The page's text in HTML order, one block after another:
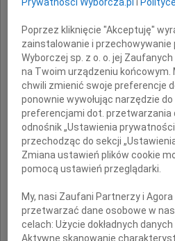
Msza
12
w kościele
Wystawienie
Poprzez kliknięcie "Akceptuję"
zainstalowanie i przechowywanie
Wyborczej sp. z o. o. jej Zaufanych
na Twoim urządzeniu końcowym.
chwili zmienić swoje preferencje
ponownie wywołując narzędzie
preferencjami dot. przetwarzania
odnośnik „Ustawienia
przechodząc do sekcji
Zmiana ustawień plików cookie
pomocą ustawień przeglądarki.
My, nasi Zaufani Partnerzy i
przetwarzać dane osobowe w
celach:Użycie dokładnych
Aktywne skanowanie